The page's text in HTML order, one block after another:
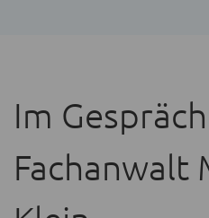
Im
Fachanwalt